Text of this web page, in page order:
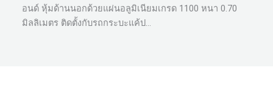
อนด์ หุ้มด้านนอกด้วยแผ่นอลูมิเนียมเกรด 1100 หนา 0.70
มิลลิเมตร ติดตั้งกับรถกระบะแค้ป…